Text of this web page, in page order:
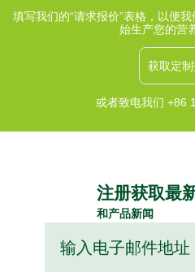
填写我们的“请求报价”表格，以便
始生产您的营
获取定
或者致电我们 +86
注册获取最
和产品新闻